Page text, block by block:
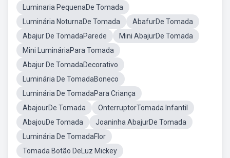
Luminaria PequenaDe Tomada
Luminária NoturnaDe Tomada
AbafurDe Tomada
Abajur De TomadaParede
Mini AbajurDe Tomada
Mini LumináriaPara Tomada
Abajur De TomadaDecorativo
Luminária De TomadaBoneco
Luminária De TomadaPara Criança
AbajourDe Tomada
OnterruptorTomada Infantil
AbajouDe Tomada
Joaninha AbajurDe Tomada
Luminária De TomadaFlor
Tomada Botão DeLuz Mickey